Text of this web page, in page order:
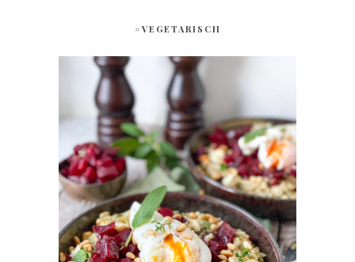
#VEGETARISCH